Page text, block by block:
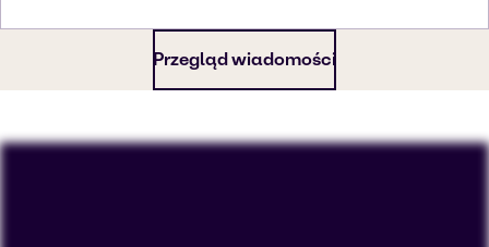
Przegląd wiadomości